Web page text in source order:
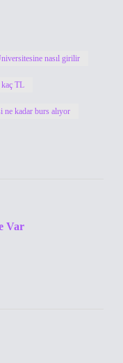
nasıl girilir
kaç TL
kadar burs alıyor
Var